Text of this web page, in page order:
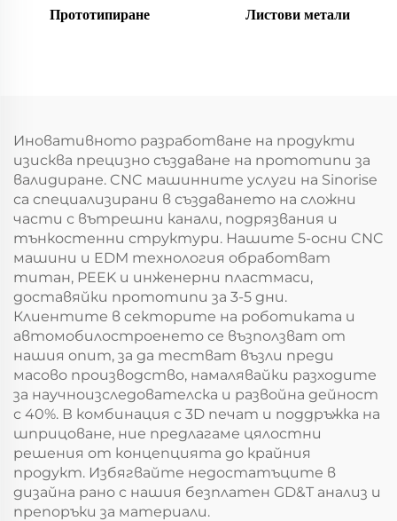
Прототипиране Листови метали
Иновативното разработване на продукти
изисква прецизно създаване на прототипи за
валидиране. CNC машинните услуги на Sinorise
са специализирани в създаването на сложни
части с вътрешни канали, подрязвания и
тънкостенни структури. Нашите 5-осни CNC
машини и EDM технология обработват
титан, PEEK и инженерни пластмаси,
доставяйки прототипи за 3-5 дни.
Клиентите в секторите на роботиката и
автомобилостроенето се възползват от
нашия опит, за да тестват възли преди
масово производство, намалявайки разходите
за научноизследователска и развойна дейност
с 40%. В комбинация с 3D печат и поддръжка на
шприцоване, ние предлагаме цялостни
решения от концепцията до крайния
продукт. Избягвайте недостатъците в
дизайна рано с нашия безплатен GD&T анализ и
препоръки за материали.